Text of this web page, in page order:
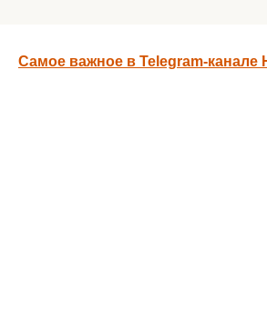
Самое важное в Telegram-канале